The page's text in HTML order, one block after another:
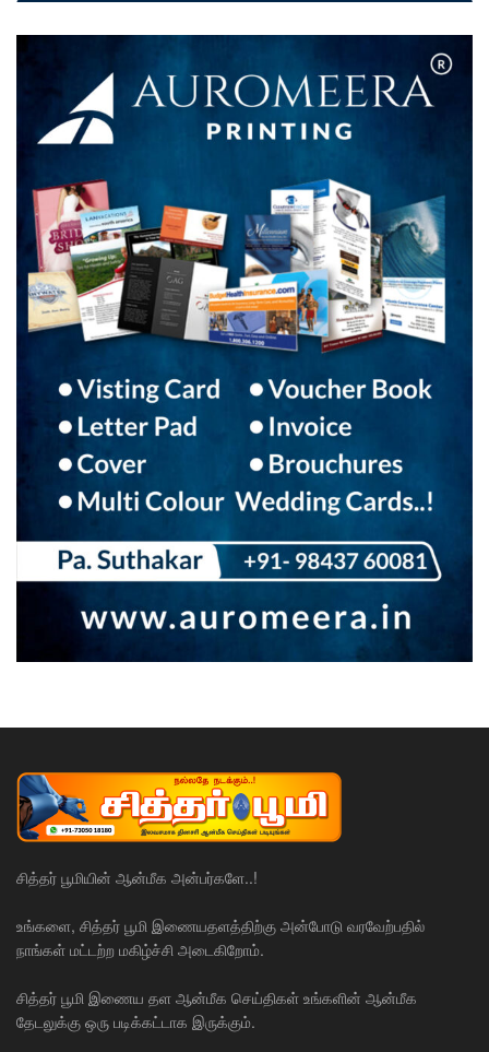
சித்தர் பூமியின் ஆன்மீக அன்பர்களே..!
உங்களை, சித்தர் பூமி இணையதளத்திற்கு அன்போடு வரவேற்பதில்
நாங்கள் மட்டற்ற மகிழ்ச்சி அடைகிறோம்.
சித்தர் பூமி இணைய தள ஆன்மீக செய்திகள் உங்களின் ஆன்மீக
தேடலுக்கு ஒரு படிக்கட்டாக இருக்கும்.